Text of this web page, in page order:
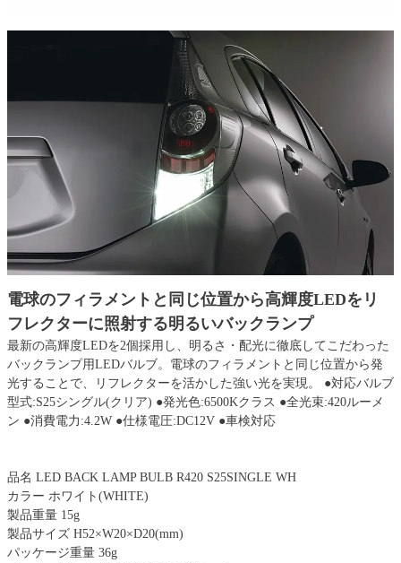
電球のフィラメントと同じ位置から高輝度LEDをリ
フレクターに照射する明るいバックランプ
最新の高輝度LEDを2個採用し、明るさ・配光に徹底してこだわった
バックランプ用LEDバルブ。電球のフィラメントと同じ位置から発
光することで、リフレクターを活かした強い光を実現。 ●対応バルブ
型式:S25シングル(クリア) ●発光色:6500Kクラス ●全光束:420ルーメ
ン ●消費電力:4.2W ●仕様電圧:DC12V ●車検対応
品名 LED BACK LAMP BULB R420 S25SINGLE WH
カラー ホワイト(WHITE)
製品重量 15g
製品サイズ H52×W20×D20(mm)
パッケージ重量 36g